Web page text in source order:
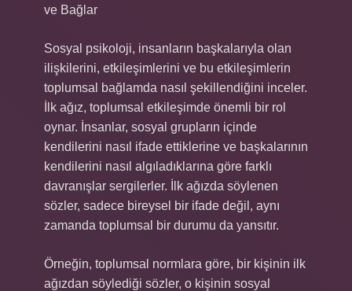
ve Bağlar
Sosyal psikoloji, insanların başkalarıyla olan
ilişkilerini, etkileşimlerini ve bu etkileşimlerin
toplumsal bağlamda nasıl şekillendiğini inceler.
İlk ağız, toplumsal etkileşimde önemli bir rol
oynar. İnsanlar, sosyal grupların içinde
kendilerini nasıl ifade ettiklerine ve başkalarının
kendilerini nasıl algıladıklarına göre farklı
davranışlar sergilerler. İlk ağızda söylenen
sözler, sadece bireysel bir ifade değil, aynı
zamanda toplumsal bir durumu da yansıtır.
Örneğin, toplumsal normlara göre, bir kişinin ilk
ağızdan söylediği sözler, o kişinin sosyal